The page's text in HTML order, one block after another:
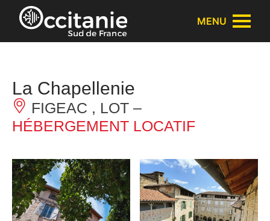
Panneau de gestion des cookies
MENU
La Chapellenie
FIGEAC , LOT –
HÉBERGEMENT LOCATIF